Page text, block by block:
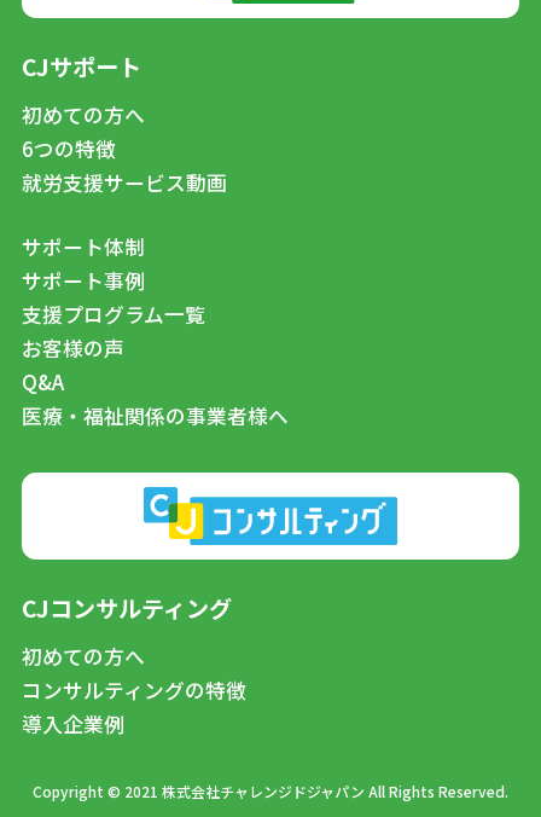
CJサポート
初めての方へ
6つの特徴
就労支援サービス動画
サポート体制
サポート事例
支援プログラム一覧
お客様の声
Q&A
医療・福祉関係の事業者様へ
CJコンサルティング
初めての方へ
コンサルティングの特徴
導入企業例
Copyright © 2021 株式会社チャレンジドジャパン All Rights Reserved.